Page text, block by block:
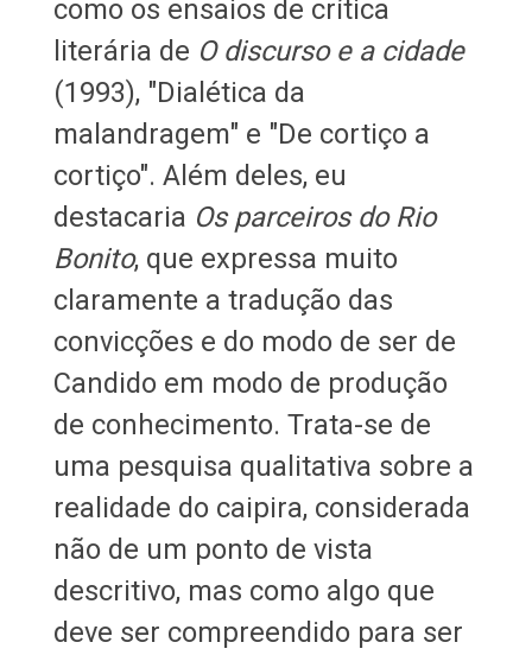
como os ensaios de crítica
literária de O discurso e a cidade
(1993), "Dialética da
malandragem" e "De cortiço a
cortiço". Além deles, eu
destacaria Os parceiros do Rio
Bonito, que expressa muito
claramente a tradução das
convicções e do modo de ser de
Candido em modo de produção
de conhecimento. Trata-se de
uma pesquisa qualitativa sobre a
realidade do caipira, considerada
não de um ponto de vista
descritivo, mas como algo que
deve ser compreendido para ser